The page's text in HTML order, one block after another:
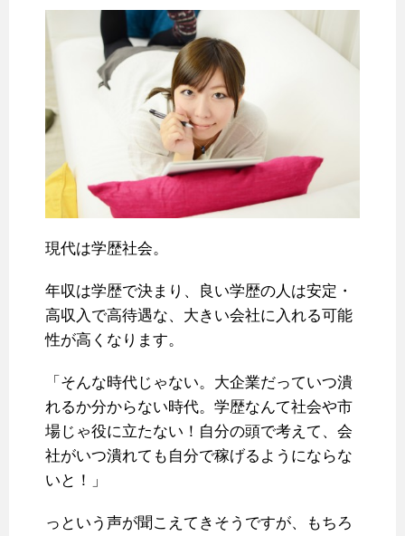
現代は学歴社会。
年収は学歴で決まり、良い学歴の人は安定・
高収入で高待遇な、大きい会社に入れる可能
性が高くなります。
「そんな時代じゃない。大企業だっていつ潰
れるか分からない時代。学歴なんて社会や市
場じゃ役に立たない！自分の頭で考えて、会
社がいつ潰れても自分で稼げるようにならな
いと！」
っという声が聞こえてきそうですが、もちろ